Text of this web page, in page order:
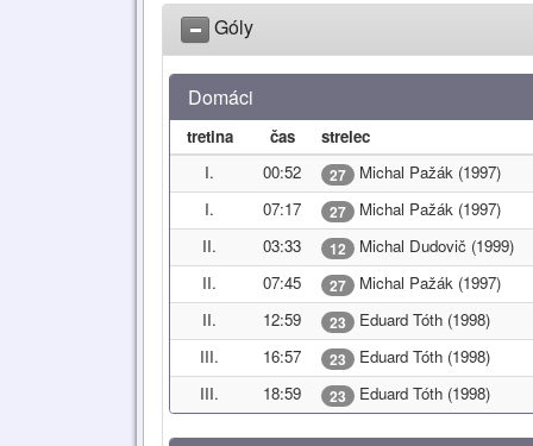
Góly
Domáci
tretina čas
strelec
I.
00:52 27
Michal Pažák (1997)
I.
07:17 27
Michal Pažák (1997)
II.
03:33 12
Michal Dudovič (1999)
II.
07:45 27
Michal Pažák (1997)
II.
12:59 23
Eduard Tóth (1998)
III.
16:57 23
Eduard Tóth (1998)
III.
18:59 23 Eduard Tóth (1998)